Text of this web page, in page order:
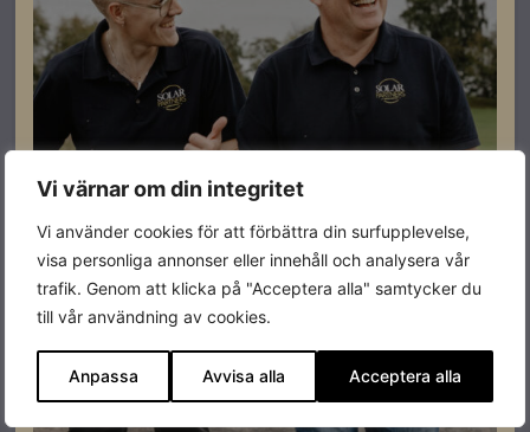
Vi värnar om din integritet
Vi använder cookies för att förbättra din surfupplevelse,
visa personliga annonser eller innehåll och analysera vår
trafik. Genom att klicka på "Acceptera alla" samtycker du
till vår användning av cookies.
Anpassa Avvisa alla Acceptera alla
Huawei Hybridväxelriktare
Huawei, SUN2000-MB0 17kW
Artikelnummer: 206044
Läs mer
Restnoterad